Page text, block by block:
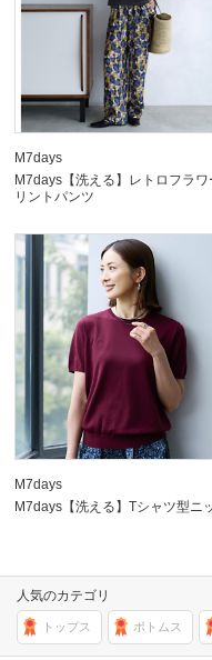
M7days
M7days【洗える】レトロフラワ
リントパンツ
M7days
M7days【洗える】Tシャツ型ニ
人気のカテゴリ
トップス ボトムス